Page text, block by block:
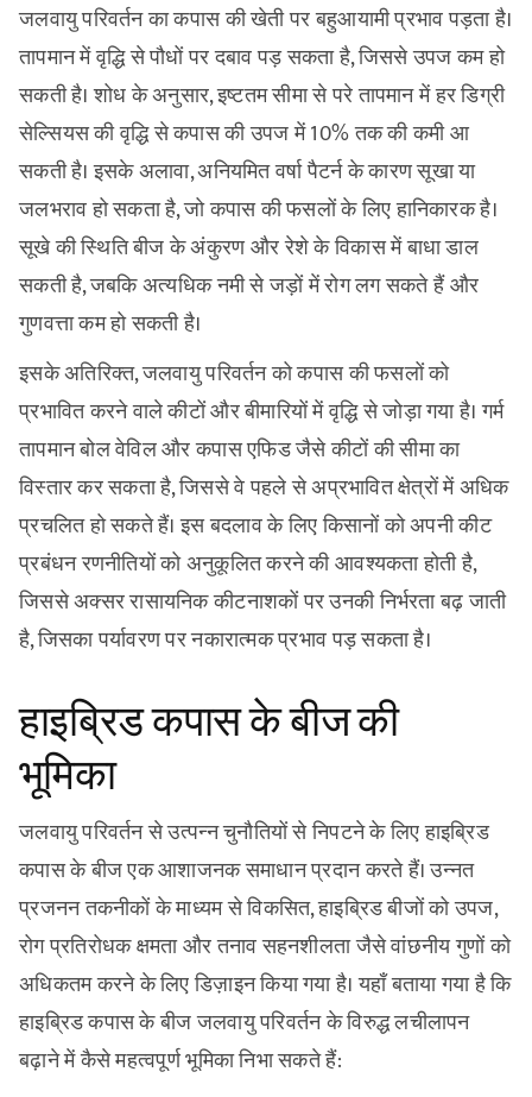
जलवायु परिवर्तन का कपास की खेती पर बहुआयामी प्रभाव पड़ता है।
तापमान में वृद्धि से पौधों पर दबाव पड़ सकता है, जिससे उपज कम हो
सकती है। शोध के अनुसार, इष्टतम सीमा से परे तापमान में हर डिग्री
सेल्सियस की वृद्धि से कपास की उपज में 10% तक की कमी आ
सकती है। इसके अलावा, अनियमित वर्षा पैटर्न के कारण सूखा या
जलभराव हो सकता है, जो कपास की फसलों के लिए हानिकारक है।
सूखे की स्थिति बीज के अंकुरण और रेशे के विकास में बाधा डाल
सकती है, जबकि अत्यधिक नमी से जड़ों में रोग लग सकते हैं और
गुणवत्ता कम हो सकती है।
इसके अतिरिक्त, जलवायु परिवर्तन को कपास की फसलों को
प्रभावित करने वाले कीटों और बीमारियों में वृद्धि से जोड़ा गया है। गर्म
तापमान बोल वेविल और कपास एफिड जैसे कीटों की सीमा का
विस्तार कर सकता है, जिससे वे पहले से अप्रभावित क्षेत्रों में अधिक
प्रचलित हो सकते हैं। इस बदलाव के लिए किसानों को अपनी कीट
प्रबंधन रणनीतियों को अनुकूलित करने की आवश्यकता होती है,
जिससे अक्सर रासायनिक कीटनाशकों पर उनकी निर्भरता बढ़ जाती
है, जिसका पर्यावरण पर नकारात्मक प्रभाव पड़ सकता है।
हाइब्रिड कपास के बीज की
भूमिका
जलवायु परिवर्तन से उत्पन्न चुनौतियों से निपटने के लिए हाइब्रिड
कपास के बीज एक आशाजनक समाधान प्रदान करते हैं। उन्नत
प्रजनन तकनीकों के माध्यम से विकसित, हाइब्रिड बीजों को उपज,
रोग प्रतिरोधक क्षमता और तनाव सहनशीलता जैसे वांछनीय गुणों को
अधिकतम करने के लिए डिज़ाइन किया गया है। यहाँ बताया गया है कि
हाइब्रिड कपास के बीज जलवायु परिवर्तन के विरुद्ध लचीलापन
बढ़ाने में कैसे महत्वपूर्ण भूमिका निभा सकते हैं: